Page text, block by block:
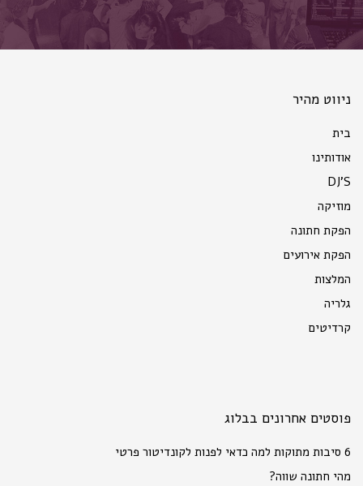
ניווט מהיר
בית
אודותינו
DJ'S
מוזיקה
הפקת חתונה
הפקת אירועים
המלצות
גלריה
קרדיטים
פוסטים אחרונים בבלוג
6 סיבות מתוקות למה כדאי לפנות לקונדיטור פרטי
מהי חתונה שווה?